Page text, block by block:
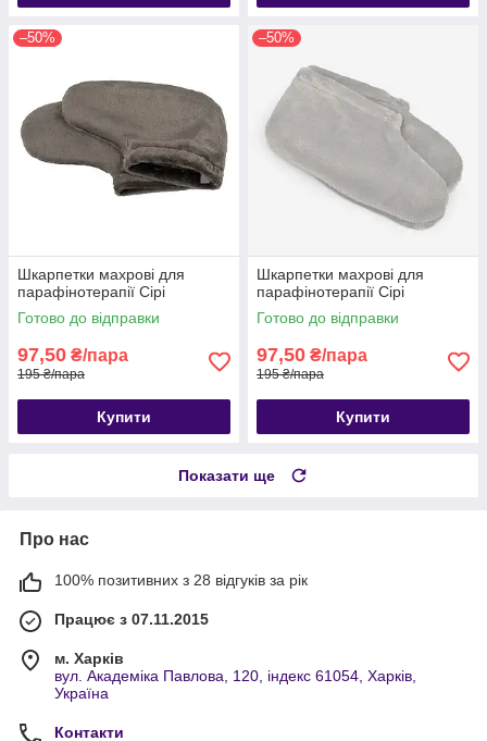
–50%
Шкарпетки махрові для
парафінотерапії Сірі
Готово до відправки
97,50 ₴/пара
195 ₴/пара
Купити
–50%
Шкарпетки махрові для
парафінотерапії Сірі
Готово до відправки
97,50 ₴/пара
195 ₴/пара
Купити
Показати ще
Про нас
100% позитивних з 28 відгуків за рік
Працює з 07.11.2015
м. Харків
вул. Академіка Павлова, 120, індекс 61054, Харків,
Україна
Контакти